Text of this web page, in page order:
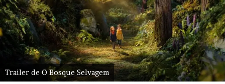
Trailer de O Bosque Selvagem